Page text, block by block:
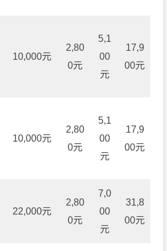
10,000元
2,80
0元
5,1
00
元
17,9
00元
10,000元
2,80
0元
5,1
00
元
17,9
00元
22,000元
2,80
0元
7,0
00
元
31,8
00元